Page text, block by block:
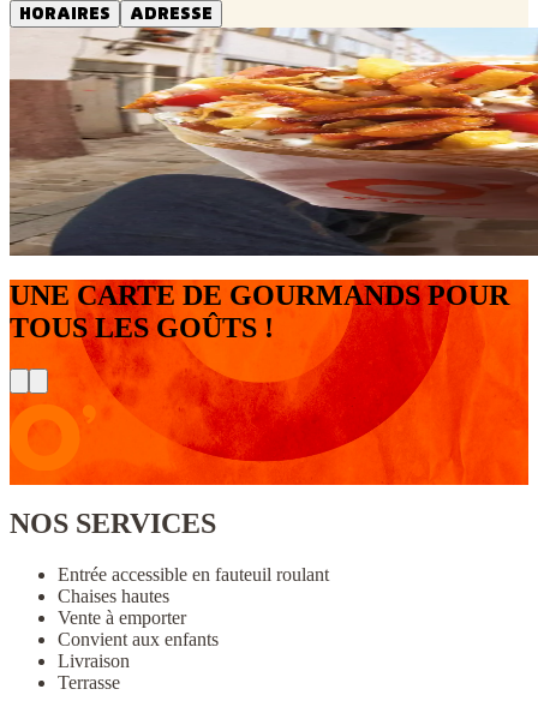
HORAIRES
ADRESSE
UNE CARTE DE GOURMANDS POUR
TOUS LES GOÛTS !
NOS SERVICES
Entrée accessible en fauteuil roulant
Chaises hautes
Vente à emporter
Convient aux enfants
Livraison
Terrasse